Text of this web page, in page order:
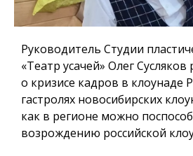
Руководитель Студии
«Театр усачей» Олег
о кризисе кадров в клоунаде
гастролях новосибирских
как в регионе можно
возрождению российской